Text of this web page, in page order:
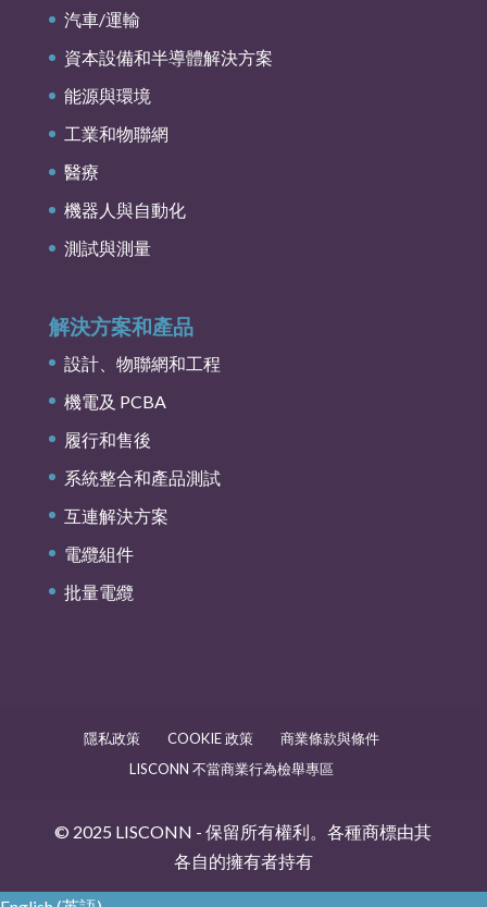
汽車/運輸
資本設備和半導體解決方案
能源與環境
工業和物聯網
醫療
機器人與自動化
測試與測量
解決方案和產品
設計、物聯網和工程
機電及 PCBA
履行和售後
系統整合和產品測試
互連解決方案
電纜組件
批量電纜
隱私政策 COOKIE 政策
商業條款與條件
LISCONN 不當商業行為檢舉專區
© 2025 LISCONN - 保留所有權利。各種商標由其
各自的擁有者持有